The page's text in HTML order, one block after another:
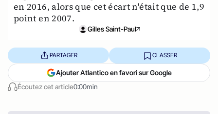
en 2016, alors que cet écart n'était que de 1,9
point en 2007.
Gilles Saint-Paul
Écoutez cet article0:00min
PARTAGER CLASSER
Ajouter Atlantico en favori sur Google